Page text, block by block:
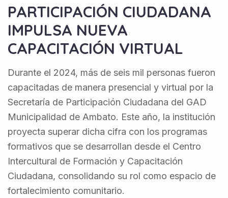
PARTICIPACIÓN CIUDADANA
IMPULSA NUEVA
CAPACITACIÓN VIRTUAL
Durante el 2024, más de seis mil personas fueron
capacitadas de manera presencial y virtual por la
Secretaría de Participación Ciudadana del GAD
Municipalidad de Ambato. Este año, la institución
proyecta superar dicha cifra con los programas
formativos que se desarrollan desde el Centro
Intercultural de Formación y Capacitación
Ciudadana, consolidando su rol como espacio de
fortalecimiento comunitario.